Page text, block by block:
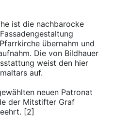
ist die nachbarocke
übernahm und
Die von Bildhauer
weist den hier
auf.
neuen Patronat
der Mitstifter Graf
[2]